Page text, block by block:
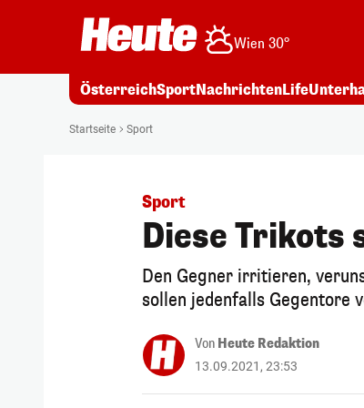
Wien 30°
ÖsterreichSportNachrichtenLife
Startseite Sport
Sport
Diese Trikots
Den Gegner irritieren,
sollen jedenfalls Gegentore
Von Heute Redaktion
13.09.2021, 23:53